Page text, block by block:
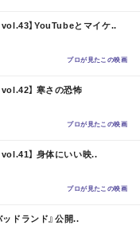
vol.43】YouTubeとマイケ..
プロが見たこの映画
】 寒さの恐怖
プロが見たこの映画
vol.41】 身体にいい映..
プロが見たこの映画
ッドランド』公開..